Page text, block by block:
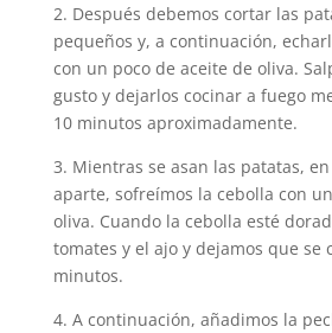
2. Después debemos cortar las
pequeños y, a continuación,
con un poco de aceite de oliva.
gusto y dejarlos cocinar a fuego
10 minutos aproximadamente.
3. Mientras se asan las patatas,
aparte, sofreímos la cebolla con
oliva. Cuando la cebolla esté
tomates y el ajo y dejamos que se
minutos.
4. A continuación, añadimos la